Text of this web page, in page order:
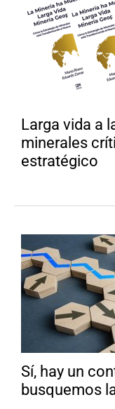
Larga vida a
minerales
estratégico
Sí, hay un
busquemos